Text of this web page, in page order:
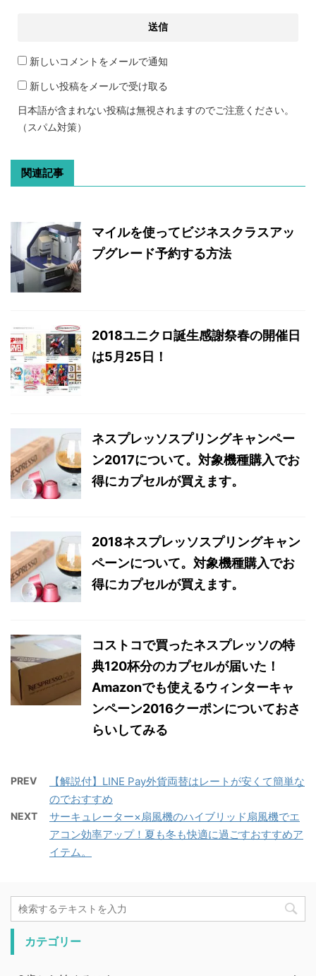
新しいコメントをメールで通知
新しい投稿をメールで受け取る
日本語が含まれない投稿は無視されますのでご注意ください。
（スパム対策）
関連記事
マイルを使ってビジネスクラスアッ
プグレード予約する方法
2018ユニクロ誕生感謝祭春の開催日
は5月25日！
ネスプレッソスプリングキャンペー
ン2017について。対象機種購入でお
得にカプセルが買えます。
2018ネスプレッソスプリングキャン
ペーンについて。対象機種購入でお
得にカプセルが買えます。
コストコで買ったネスプレッソの特
典120杯分のカプセルが届いた！
Amazonでも使えるウィンターキャ
ンペーン2016クーポンについておさ
らいしてみる
PREV
【解説付】LINE Pay外貨両替はレートが安くて簡単な
のでおすすめ
NEXT
サーキュレーター×扇風機のハイブリッド扇風機でエ
アコン効率アップ！夏も冬も快適に過ごすおすすめア
イテム。
カテゴリー